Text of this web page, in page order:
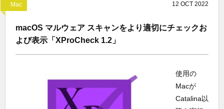
Mac 12 OCT 2022
macOS マルウェア スキャンをより適切にチェックお
よび表示「XProCheck 1.2」
使用の
Macが
Catalina以